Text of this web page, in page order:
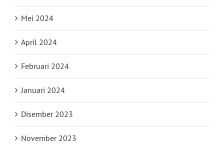
Mei 2024
April 2024
Februari 2024
Januari 2024
Disember 2023
November 2023